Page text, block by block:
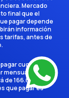
Mercado
final que el
pagar depende
información
tarifas, antes de
cuotas en 6
mensualmente es
de 166.666,7
que pagar es